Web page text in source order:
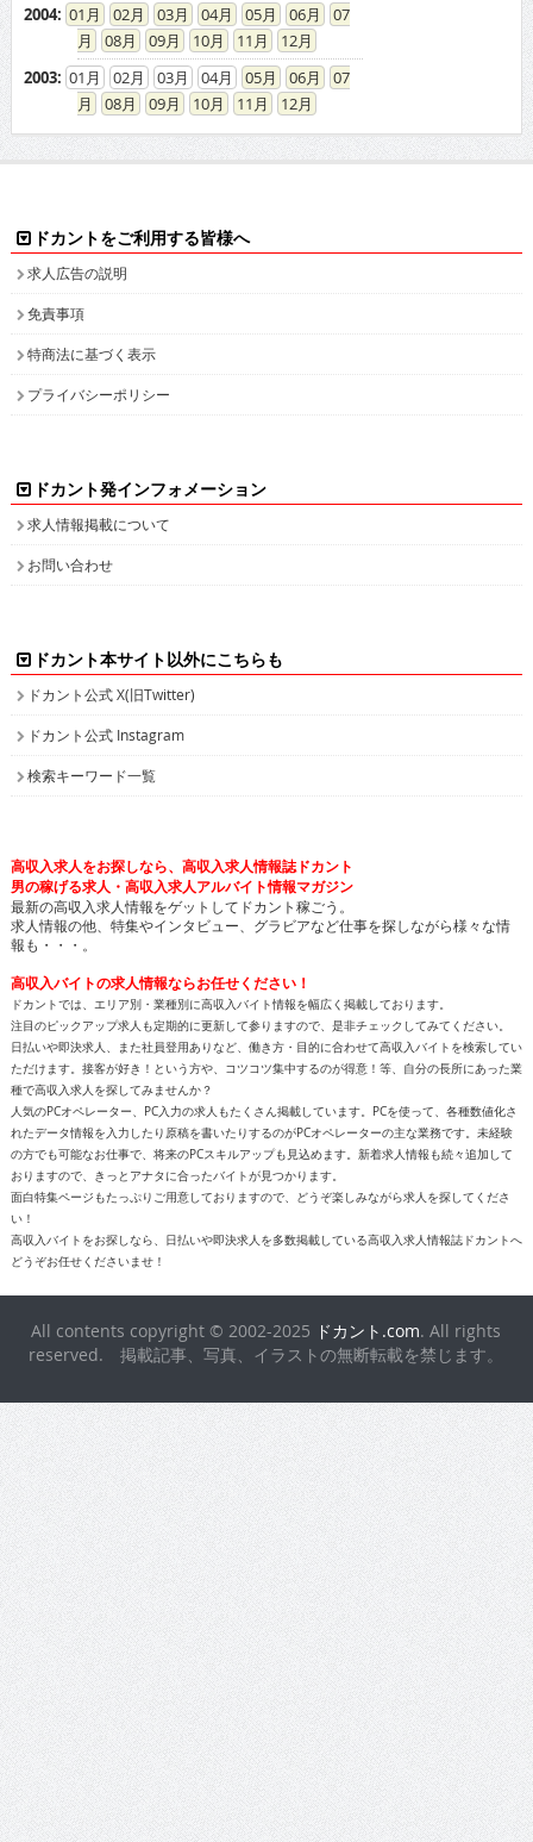
2004: 01 02 03 04 05 06
07
08
09 10 11
12
2003: 01 02 03 04 05 06
07
08
09 10 11 12
ドカントをご利用する皆様へ
求人広告の説明
免責事項
特商法に基づく表示
プライバシーポリシー
ドカント発インフォメーション
求人情報掲載について
お問い合わせ
ドカント本サイト以外にこちらも
ドカント公式 X(旧Twitter)
ドカント公式 Instagram
検索キーワード一覧
高収入求人をお探しなら、高収入求人情報誌ドカント
男の稼げる求人・高収入求人アルバイト情報マガジン
最新の高収入求人情報をゲットしてドカント稼ごう。
求人情報の他、特集やインタビュー、グラビアなど仕事を探しながら様々な情
報も・・・。
高収入バイトの求人情報ならお任せください！
ドカントでは、エリア別・業種別に高収入バイト情報を幅広く掲載しております。
注目のピックアップ求人も定期的に更新して参りますので、是非チェックしてみてください。
日払いや即決求人、また社員登用ありなど、働き方・目的に合わせて高収入バイトを検索してい
ただけます。接客が好き！という方や、コツコツ集中するのが得意！等、自分の長所にあった業
種で高収入求人を探してみませんか？
人気のPCオペレーター、PC入力の求人もたくさん掲載しています。PCを使って、各種数値化さ
れたデータ情報を入力したり原稿を書いたりするのがPCオペレーターの主な業務です。未経験
の方でも可能なお仕事で、将来のPCスキルアップも見込めます。新着求人情報も続々追加して
おりますので、きっとアナタに合ったバイトが見つかります。
面白特集ページもたっぷりご用意しておりますので、どうぞ楽しみながら求人を探してくださ
い！
高収入バイトをお探しなら、日払いや即決求人を多数掲載している高収入求人情報誌ドカントへ
どうぞお任せくださいませ！
All contents copyright © 2002-2025 ドカント.com. All rights
reserved. 掲載記事、写真、イラストの無断転載を禁じます。